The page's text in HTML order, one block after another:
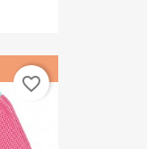
favorite_border